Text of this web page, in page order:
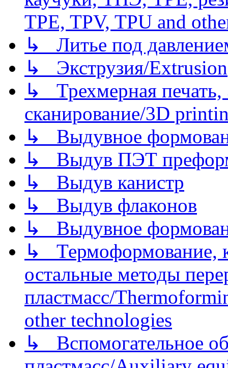
TPE, TPV, TPU and
↳ Литье под
↳ Экструзия/Extrusion
↳ Трехмерная
сканирование/3D
↳ Выдувное
↳ Выдув ПЭТ
↳ Выдув канистр
↳ Выдув флаконов
↳ Выдувное
↳ Термоформование,
остальные методы
пластмасс/
other technologies
↳ Вспомогательное